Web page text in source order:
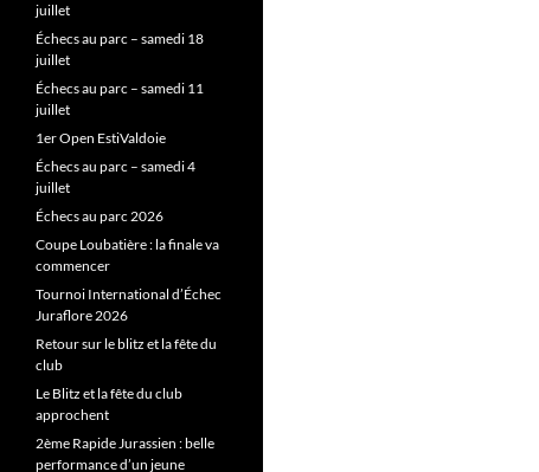
juillet
Échecs au parc – samedi 18
juillet
Échecs au parc – samedi 11
juillet
1er Open EstiValdoie
Échecs au parc – samedi 4
juillet
Échecs au parc 2026
Coupe Loubatière : la finale va
commencer
Tournoi International d’Échec
Juraflore 2026
Retour sur le blitz et la fête du
club
Le Blitz et la fête du club
approchent
2ème Rapide Jurassien : belle
performance d’un jeune